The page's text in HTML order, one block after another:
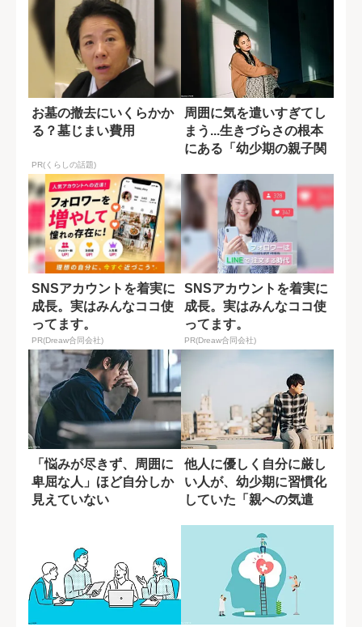
お墓の撤去にいくらかか
る？墓じまい費用
PR(くらしの話題)
周囲に気を遣いすぎてし
まう...生きづらさの根本
にある「幼少期の親子関
SNSアカウントを着実に
成長。実はみんなココ使
ってます。
PR(Dreaw合同会社)
SNSアカウントを着実に
成長。実はみんなココ使
ってます。
PR(Dreaw合同会社)
「悩みが尽きず、周囲に
卑屈な人」ほど自分しか
見えていない
他人に優しく自分に厳し
い人が、幼少期に習慣化
していた「親への気遣